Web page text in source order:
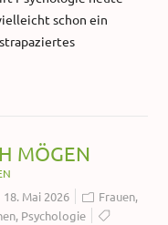
schon ein
MÖGEN
18. Mai 2026 Frauen,
, Psychologie